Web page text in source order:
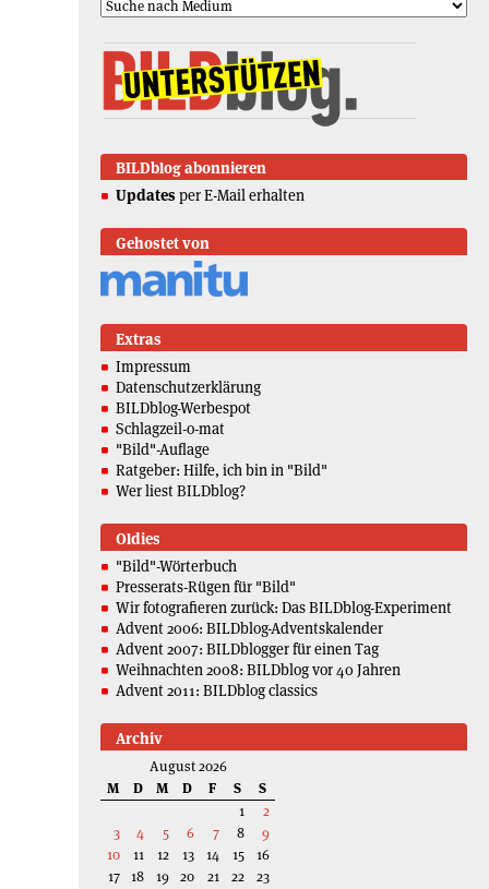
BILDblog abonnieren
Updates per E-Mail erhalten
Gehostet von
Extras
Impressum
Datenschutzerklärung
BILDblog-Werbespot
Schlagzeil-o-mat
"Bild"-Auflage
Ratgeber: Hilfe, ich bin in "Bild"
Wer liest BILDblog?
Oldies
"Bild"-Wörterbuch
Presserats-Rügen für "Bild"
Wir fotografieren zurück: Das BILDblog-Experiment
Advent 2006: BILDblog-Adventskalender
Advent 2007: BILDblogger für einen Tag
Weihnachten 2008: BILDblog vor 40 Jahren
Advent 2011: BILDblog classics
Archiv
August 2026
M
D M D F S
S
1
2
3
4 5 6 7 8
9
10
11 12 13 14 15
16
17 18 19 20 21 22
23